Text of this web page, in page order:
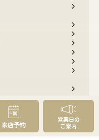
来店予約
営業日の
ご案内